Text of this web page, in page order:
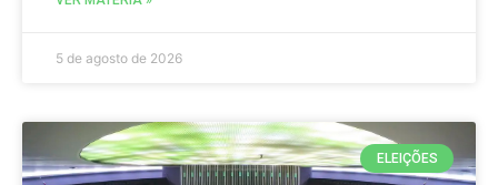
5 de agosto de 2026
ELEIÇÕES